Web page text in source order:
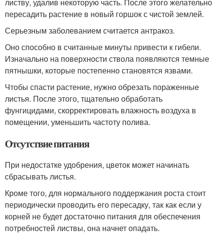
пересадить растение в новый горшок с чистой землей.
Серьезным заболеванием считается антракоз.
Оно способно в считанные минуты привести к гибели.
Изначально на поверхности ствола появляются темные
пятнышки, которые постепенно становятся язвами.
Чтобы спасти растение, нужно обрезать пораженные
листья. После этого, тщательно обработать
фунгицидами, скорректировать влажность воздуха в
помещении, уменьшить частоту полива.
Отсутствие питания
При недостатке удобрения, цветок может начинать
сбрасывать листья.
Кроме того, для нормального поддержания роста стоит
периодически проводить его пересадку, так как если у
корней не будет достаточно питания для обеспечения
потребностей листвы, она начнет опадать.